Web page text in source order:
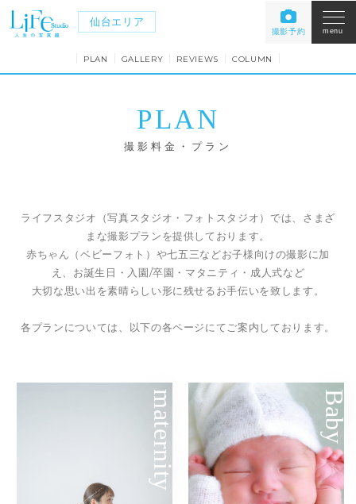
仙台エリア
撮影予約 menu
PLAN GALLERY REVIEWS COLUMN
PLAN
撮影料金・プラン
ライフスタジオ（写真スタジオ・フォトスタジオ）では、さまざ
まな撮影プランを提供しております。
赤ちゃん（ベビーフォト）や七五三などお子様向けの撮影に加
え、お誕生日・入園/卒園・マタニティ・成人式など
大切な思い出を素晴らしい形に残せるお手伝いを致します。
各プランについては、以下の各ページにてご案内しております。
maternity Baby